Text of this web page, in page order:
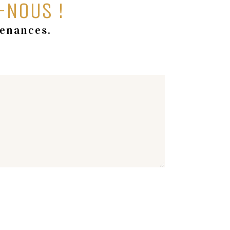
NOUS !